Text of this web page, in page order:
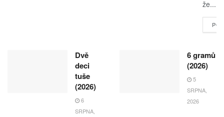
že...
Dvě
deci
tuše
(2026)
6
SRPNA,
6 gramů
(2026)
5
SRPNA,
2026